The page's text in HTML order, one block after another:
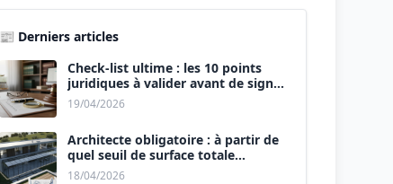
📰 Derniers articles
Check-list ultime : les 10 points
juridiques à valider avant de signer
le devis.
19/04/2026
Architecte obligatoire : à partir de
quel seuil de surface totale
(Maison + Véranda) ?
18/04/2026